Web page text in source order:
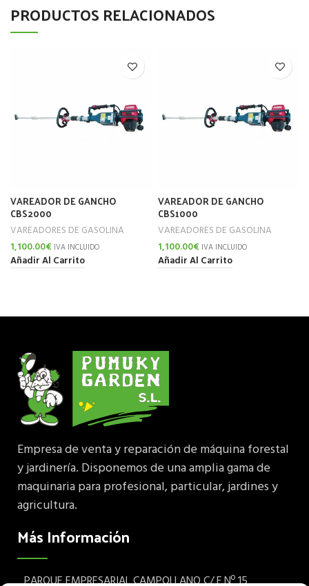
PRODUCTOS RELACIONADOS
VAREADOR DE GANCHO
CBS2000
VAREADORES DE GASOLINA
1,100.00€ IVA INCLUIDO
Añadir Al Carrito
VAREADOR DE GANCHO
CBS1000
VAREADORES DE GASOLINA
1,100.00€ IVA INCLUIDO
Añadir Al Carrito
Empresa de venta y reparación de máquina forestal
y jardinería. Disponemos de una amplia gama de
maquinaria para profesional, particular, jardines y
agricultura.
Más Información
PARQUE EMPRESARIAL CAMPOLLANO C/ F Nº 15